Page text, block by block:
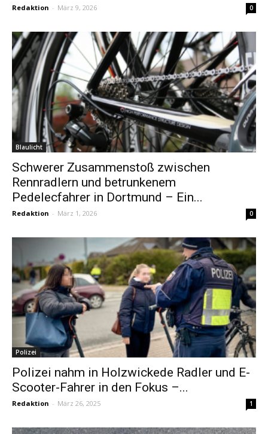
Redaktion - März 9, 2026 0
Blaulicht
Schwerer Zusammenstoß zwischen
Rennradlern und betrunkenem
Pedelecfahrer in Dortmund – Ein...
Redaktion - März 1, 2026 0
Polizei
Polizei nahm in Holzwickede Radler und E-
Scooter-Fahrer in den Fokus –...
Redaktion - März 26, 2025 1